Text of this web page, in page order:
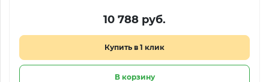
10 788 руб.
Купить в 1 клик
В корзину